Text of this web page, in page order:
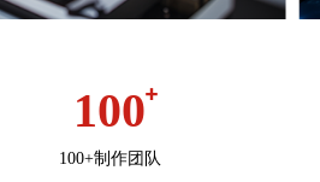
100
100+制作团队